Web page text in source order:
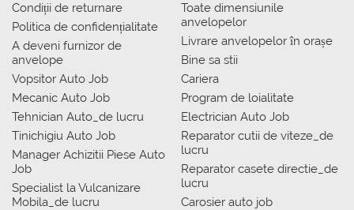
Condiții de returnare
Politica de confidențialitate
A deveni furnizor de
anvelope
Vopsitor Auto Job
Mecanic Auto Job
Tehnician Auto_de lucru
Tinichigiu Auto Job
Manager Achizitii Piese Auto
Job
Specialist la Vulcanizare
Mobila_de lucru
Toate dimensiunile
anvelopelor
Livrare anvelopelor în orașe
Bine sa stii
Cariera
Program de loialitate
Electrician Auto Job
Reparator cutii de viteze_de
lucru
Reparator casete directie_de
lucru
Carosier auto job